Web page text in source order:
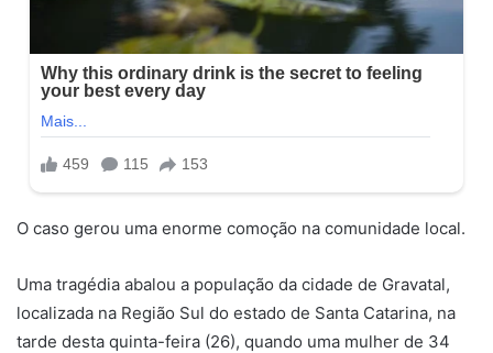
O caso gerou uma enorme comoção na comunidade local.
Uma tragédia abalou a população da cidade de Gravatal,
localizada na Região Sul do estado de Santa Catarina, na
tarde desta quinta-feira (26), quando uma mulher de 34